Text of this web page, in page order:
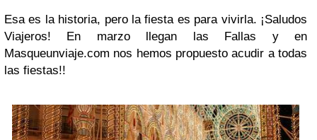
Esa es la historia, pero la fiesta es para vivirla. ¡Saludos
Viajeros! En marzo llegan las Fallas y en
Masqueunviaje.com nos hemos propuesto acudir a todas
las fiestas!!